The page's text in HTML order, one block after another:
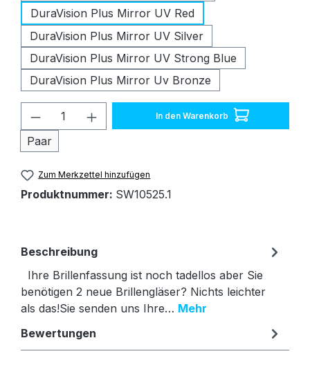
DuraVision Plus Mirror UV Red
DuraVision Plus Mirror UV Silver
DuraVision Plus Mirror UV Strong Blue
DuraVision Plus Mirror Uv Bronze
Produkt Anzahl: Gib den
Paar
In den Warenkorb
Zum Merkzettel hinzufügen
Produktnummer: SW10525.1
Beschreibung
Ihre Brillenfassung ist noch tadellos aber Sie
benötigen 2 neue Brillengläser? Nichts leichter
als das!Sie senden uns Ihre… Mehr
Bewertungen